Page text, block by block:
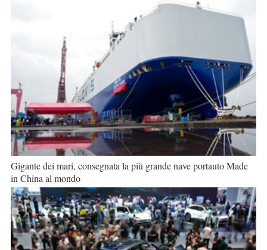
Gigante dei mari, consegnata la più grande nave portauto Made
in China al mondo